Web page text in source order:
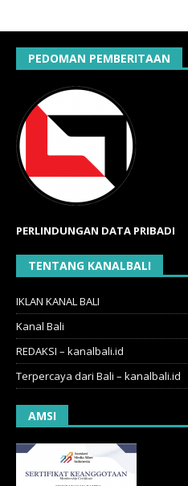
PEDOMAN PEMBERITAAN
PERLINDUNGAN DATA PRIBADI
TENTANG KANALBALI
IKLAN KANAL BALI
Kanal Bali
REDAKSI – kanalbali.id
Terpercaya dari Bali – kanalbali.id
AMSI